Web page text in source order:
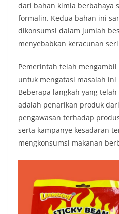
dari bahan kimia berbahaya
formalin. Kedua bahan ini
dikonsumsi dalam jumlah
menyebabkan keracunan
Pemerintah telah
untuk mengatasi masalah ini
Beberapa langkah yang
adalah penarikan produk
pengawasan terhadap
serta kampanye kesadaran
mengkonsumsi makanan